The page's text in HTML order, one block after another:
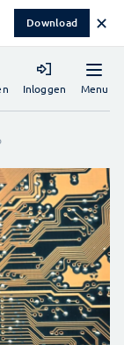
Download ✕
Menu
Inloggen